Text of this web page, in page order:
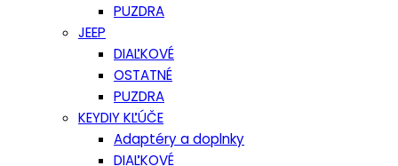
PUZDRA
JEEP
DIAĽKOVÉ
OSTATNÉ
PUZDRA
KEYDIY KĽÚČE
Adaptéry a doplnky
DIAĽKOVÉ